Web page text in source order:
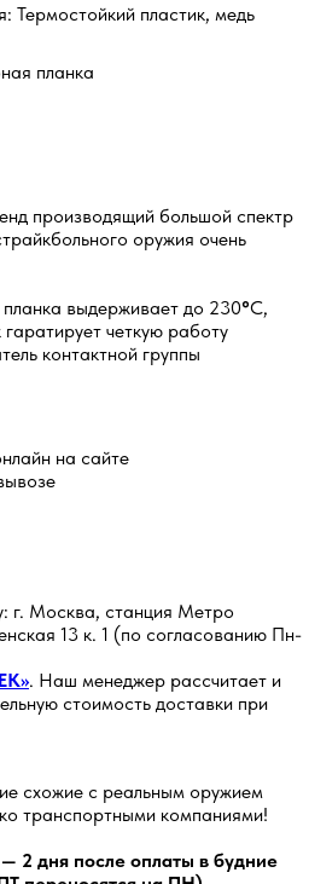
Термостойкий пластик, медь
планка
производящий большой спектр
оружия очень
выдерживает до 230°C,
четкую работу
контактной группы
на сайте
г. Москва, станция Метро
13 к. 1 (по согласованию Пн-
. Наш менеджер рассчитает и
стоимость доставки при
схожие с реальным оружием
транспортными компаниями!
2 дня после оплаты в будние